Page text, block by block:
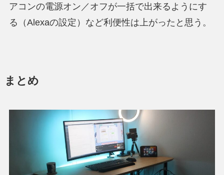
アコンの電源オン／オフが一括で出来るようにす
る（Alexaの設定）など利便性は上がったと思う。
まとめ